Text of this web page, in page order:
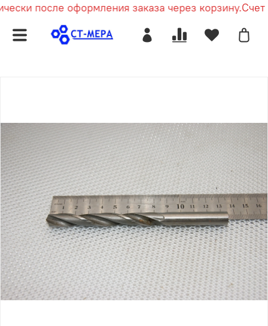
после оформления заказа через корзину.Счет